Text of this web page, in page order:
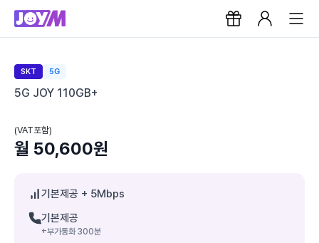
SKT 5G
5G JOY 110GB+
(VAT포함)
월 50,600원
기본제공 + 5Mbps
기본제공
+부가통화 300분